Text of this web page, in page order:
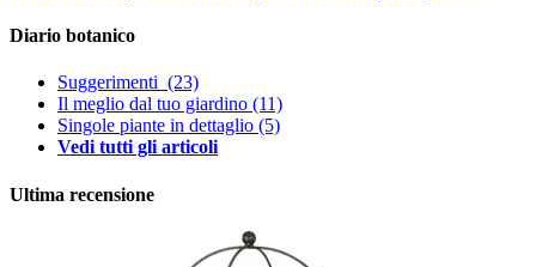
Diario botanico
Suggerimenti (23)
Il meglio dal tuo giardino (11)
Singole piante in dettaglio (5)
Vedi tutti gli articoli
Ultima recensione